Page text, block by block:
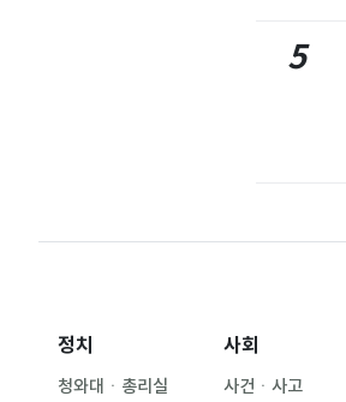
5
정치
청와대ㆍ총리실
사회
사건ㆍ사고